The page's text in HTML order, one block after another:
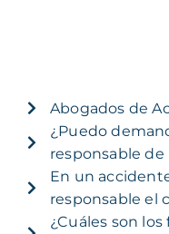
Abogados de
¿Puedo
responsable
En un
responsable el
¿Cuáles son